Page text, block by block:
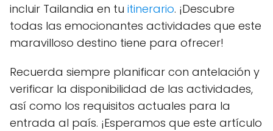
incluir Tailandia en tu itinerario. ¡Descubre
todas las emocionantes actividades que este
maravilloso destino tiene para ofrecer!
Recuerda siempre planificar con antelación y
verificar la disponibilidad de las actividades,
así como los requisitos actuales para la
entrada al país. ¡Esperamos que este artículo